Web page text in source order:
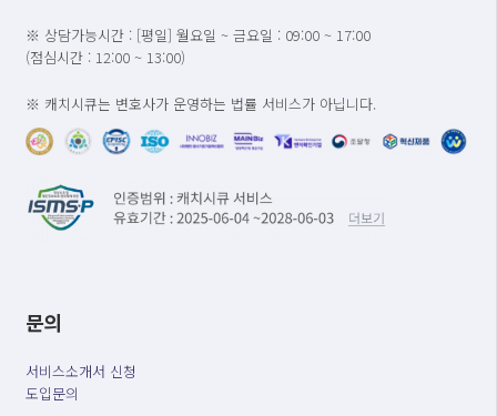
※ 상담가능시간 : [평일] 월요일 ~ 금요일 : 09:00 ~ 17:00
(점심시간 : 12:00 ~ 13:00)
※ 캐치시큐는 변호사가 운영하는 법률 서비스가 아닙니다.
문의
서비스소개서 신청
도입문의